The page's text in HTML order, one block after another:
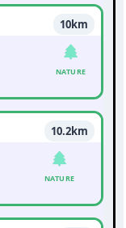
10km
NATURE
10.2km
NATURE